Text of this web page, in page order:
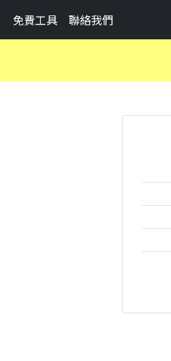
免費工具 聯絡我們